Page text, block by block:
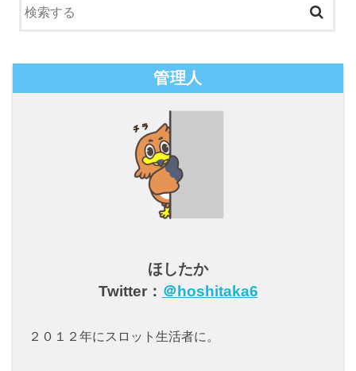
管理人
ほしたか
Twitter： ＠hoshitaka6
２０１２年にスロット生活者に。